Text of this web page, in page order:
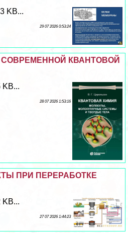
KB...
29 07 2026 0:53:24
КВАНТОВОЙ
28 07 2026 1:53:16
ПРИ ПЕРЕРАБОТКЕ
27 07 2026 1:44:23